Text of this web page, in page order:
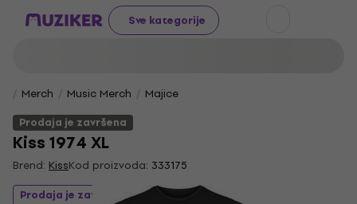
Sve kategorije
Merch Music Merch
Majice
Prodaja je završena
Kiss 1974 XL
Brend: KissKod proizvoda: 333175
Prodaja je završena